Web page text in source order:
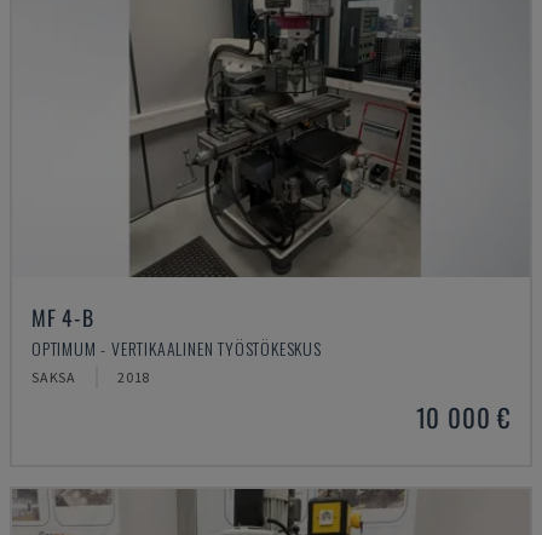
MF 4-B
OPTIMUM - VERTIKAALINEN TYÖSTÖKESKUS
SAKSA 2018
10 000 €